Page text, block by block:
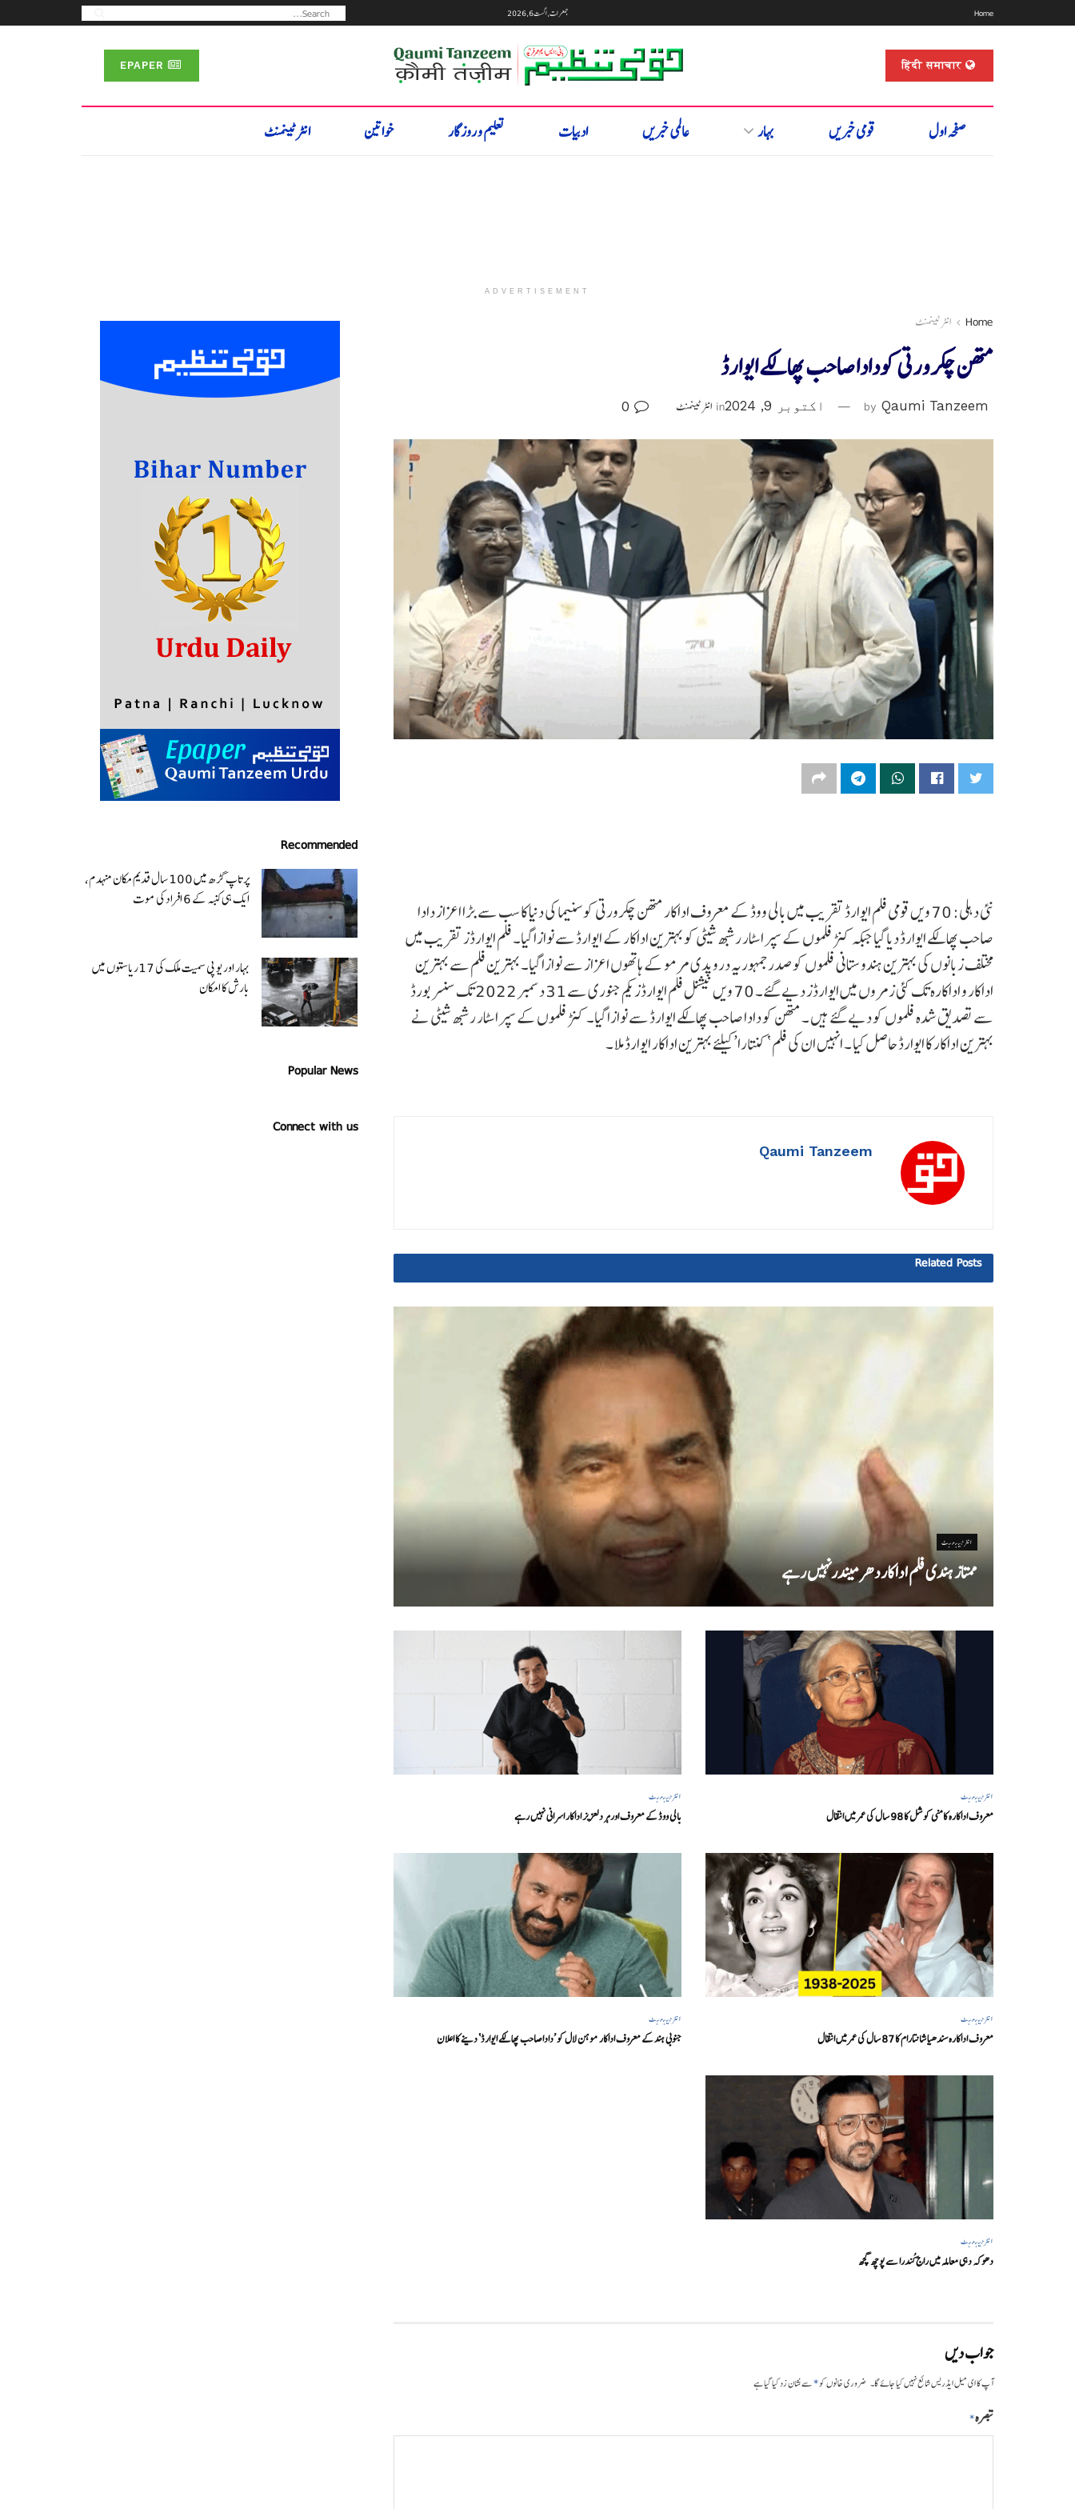
Home جمعرات, اگست 6, 2026
हिंदी समाचार
صفحہ اول قومی خبریں بہار عالمی خبریں ادبیات تعلیم و روزگار خواتین انٹرٹینمنٹ
ADVERTISEMENT
Home انٹرٹینمنٹ
متھن چکرورتی کودادا صاحب پھالکے ایوارڈ
by Qaumi Tanzeem اکتوبر 9, 2024 in انٹرٹینمنٹ
نئی دہلی: 70 ویں قومی فلم ایوارڈ تقریب میں بالی ووڈ کے معروف اداکار متھن چکرورتی کو سنیما کی دنیا کا سب سے بڑا اعزاز دادا
صاحب پھالکے ایوارڈ دیا گیا جبکہ کنڑ فلموں کے سپر اسٹار رشبھ شیٹی کو بہترین اداکار کے ایوارڈ سے نوازا گیا۔ فلم ایوارڈز تقریب میں
مختلف زبانوں کی بہترین ہندوستانی فلموں کو صدرجمہوریہ دروپدی مرمو کے ہاتھوں اعزاز سے نوازا گیا۔ بہترین فلم سے بہترین
اداکار و اداکارہ تک کئی زمروں میں ایوارڈز دیے گئے۔ 70 ویں نیشنل فلم ایوارڈز یکم جنوری سے 31 دسمبر 2022 تک سنسر بورڈ
سے تصدیق شدہ فلموں کو دیے گئے ہیں ۔ متھن کو دادا صاحب پھالکے ایوارڈ سے نوازا گیا۔ کنڑ فلموں کے سپر اسٹار رشبھ شیٹی نے
بہترین اداکار کا ایوارڈ حاصل کیا ۔ انہیں ان کی فلم ‘کنتارا’ کیلئے بہترین اداکار ایوارڈ ملا ۔
Qaumi Tanzeem
Related Posts
انٹرٹینمنٹ
ممتاز ہندی فلم اداکاردھرمیندرنہیں رہے
انٹرٹینمنٹ
معروف اداکارہ کامنی کوشل کا 98 سال کی عمر میں انتقال
انٹرٹینمنٹ
بالی ووڈ کے معروف اور ہر دلعزیز اداکار اسرانی نہیں رہے
انٹرٹینمنٹ
معروف اداکارہ سندھیا شانتارام کا 87 سال کی عمر میں انتقال
انٹرٹینمنٹ
جنوبی ہند کے معروف اداکار موہن لال کو ’داداصاحب پھالکے ایوارڈ‘ دینے کا اعلان
انٹرٹینمنٹ
دھوکہ دہی معاملہ میں راج کُندرا سے پوچھ گچھ
جواب دیں
آپ کا ای میل ایڈریس شائع نہیں کیا جائے گا۔ ضروری خانوں کو*سے نشان زد کیا گیا ہے
تبصرہ*
Recommended
پرتاپ گڑھ میں 100 سال قدیم مکان منہدم،
ایک ہی کنبہ کے 6 افراد کی موت
بہار اور یو پی سمیت ملک کی 17ریاستوں میں
بارش کا امکان
Popular News
Connect with us